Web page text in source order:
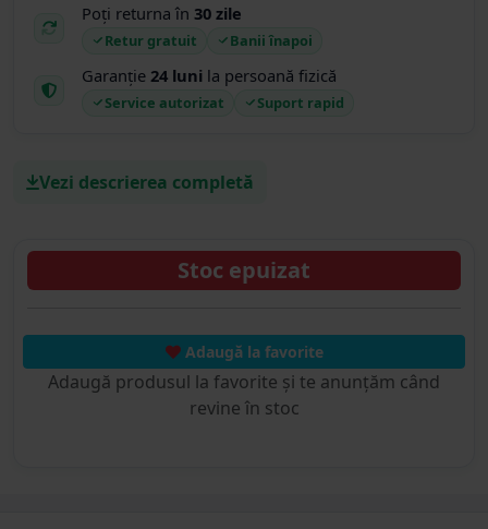
Poți returna în 30 zile
Retur gratuit Banii înapoi
Garanție 24 luni la persoană fizică
Service autorizat Suport rapid
Vezi descrierea completă
Stoc epuizat
Adaugă la favorite
Adaugă produsul la favorite și te anunțăm când
revine în stoc